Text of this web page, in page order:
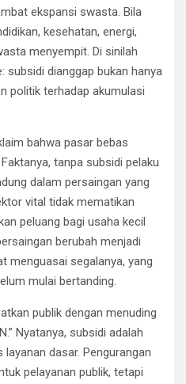
ekspansi swasta. Bila
kesehatan, energi,
menyempit. Di sinilah
subsidi dianggap bukan hanya
politik terhadap akumulasi
bahwa pasar bebas
tanpa subsidi pelaku
dalam persaingan yang
vital tidak mematikan
peluang bagi usaha kecil
berubah menjadi
menguasai segalanya, yang
mulai bertanding.
publik dengan menuding
Nyatanya, subsidi adalah
dasar. Pengurangan
pelayanan publik, tetapi